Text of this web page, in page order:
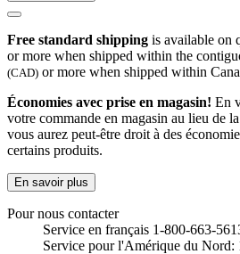
Free standard shipping is available on
or more when shipped within the
(CAD) or more when shipped within
Économies avec prise en magasin! En
votre commande en magasin au lieu de
vous aurez peut-être droit à des
certains produits.
En savoir plus
Pour nous contacter
Service en français 1-800-663-
Service pour l'Amérique du